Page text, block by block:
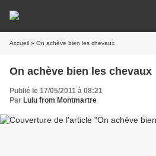
Accueil » On achève bien les chevaux
On achève bien les chevaux
Publié le 17/05/2011 à 08:21
Par Lulu from Montmartre